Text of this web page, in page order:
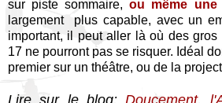
sur piste sommaire,ou même une
largement plus capable, avec un
important, il peut aller là où des
17 ne pourront pas se risquer. Idéal
premier sur un théâtre, ou de la
Lire sur le blog:Doucement,